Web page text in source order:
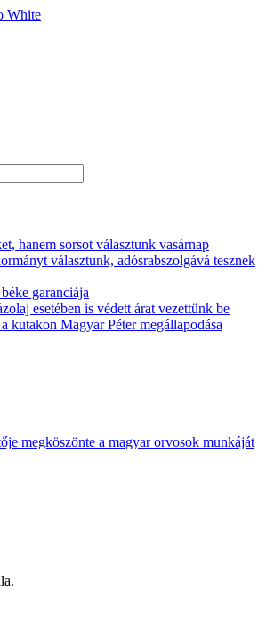
hanem sorsot választunk vasárnap
választunk, adósrabszolgává tesznek
garanciája
esetében is védett árat vezettünk be
kutakon Magyar Péter megállapodása
megköszönte a magyar orvosok munkáját